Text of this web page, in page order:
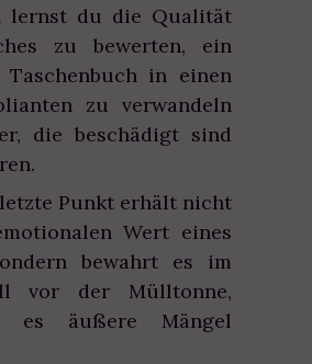
lernst du die Qualität
zu bewerten, ein
Taschenbuch in einen
zu verwandeln
die beschädigt sind
Punkt erhält nicht
Wert eines
bewahrt es im
vor der Mülltonne,
äußere Mängel